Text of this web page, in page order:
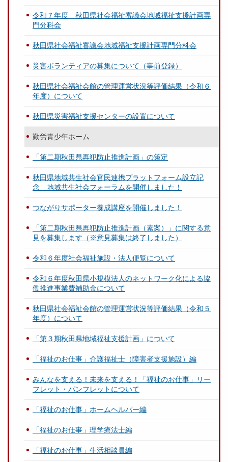
令和７年度 秋田県社会福祉審議会地域福祉支援計画専
門分科会
秋田県社会福祉審議会地域福祉支援計画専門分科会
災害ボランティアの募集について（事前登録）
秋田県社会福祉会館の管理運営状況等評価結果（令和６
年度）について
秋田県災害福祉支援センターの設置について
勤労青少年ホーム
「第二期秋田県再犯防止推進計画」の策定
秋田県地域共生社会官民連携プラットフォーム設立記
念 地域共生社会フォーラムを開催しました！
つながりサポーター養成講座を開催しました！
「第二期秋田県再犯防止推進計画（素案）」に関する意
見を募集します（※意見募集は終了しました）
令和６年度社会福祉施設・法人便覧について
令和６年度秋田県小規模法人のネットワーク化による協
働推進事業費補助金について
秋田県社会福祉会館の管理運営状況等評価結果（令和５
年度）について
「第３期秋田県地域福祉支援計画」について
「福祉のお仕事」介護福祉士（障害者支援施設）編
みんなを支える！未来を支える！「福祉のお仕事」リー
フレット・パンフレットについて
「福祉のお仕事」ホームヘルパー編
「福祉のお仕事」理学療法士編
「福祉のお仕事」生活相談員編